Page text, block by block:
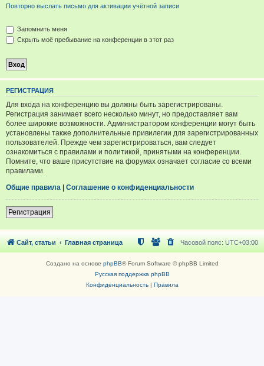
Повторно выслать письмо для активации учётной записи
Запомнить меня
Скрыть моё пребывание на конференции в этот раз
РЕГИСТРАЦИЯ
Для входа на конференцию вы должны быть зарегистрированы.
Регистрация занимает всего несколько минут, но предоставляет вам
более широкие возможности. Администратором конференции могут быть
установлены также дополнительные привилегии для зарегистрированных
пользователей. Прежде чем зарегистрироваться, вам следует
ознакомиться с правилами и политикой, принятыми на конференции.
Помните, что ваше присутствие на форумах означает согласие со всеми
правилами.
Общие правила | Соглашение о конфиденциальности
Регистрация
Сайт, статьи Главная страница Часовой пояс: UTC+03:00
Создано на основе phpBB® Forum Software © phpBB Limited
Русская поддержка phpBB
Конфиденциальность| Правила